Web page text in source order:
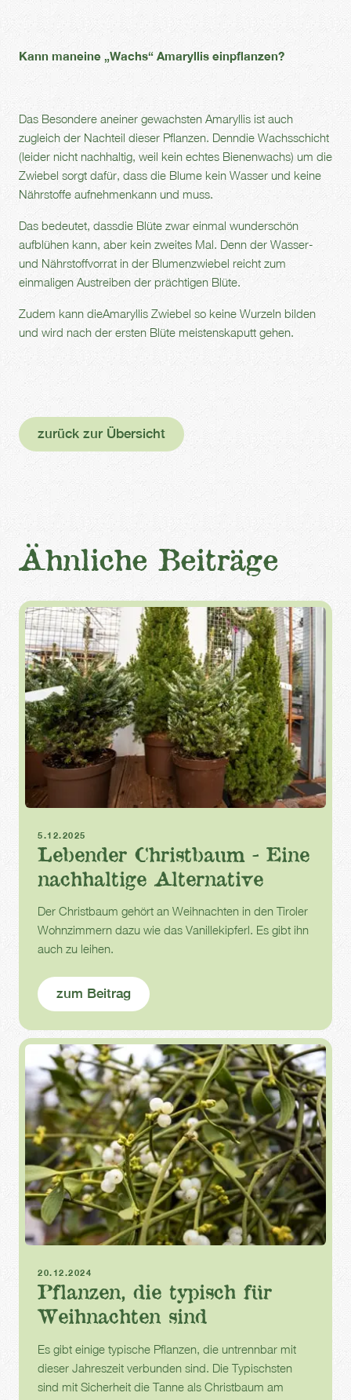
Kann maneine „Wachs“ Amaryllis einpflanzen?
Das Besondere aneiner gewachsten Amaryllis ist auch
zugleich der Nachteil dieser Pflanzen. Denndie Wachsschicht
(leider nicht nachhaltig, weil kein echtes Bienenwachs) um die
Zwiebel sorgt dafür, dass die Blume kein Wasser und keine
Nährstoffe aufnehmenkann und muss.
Das bedeutet, dassdie Blüte zwar einmal wunderschön
aufblühen kann, aber kein zweites Mal. Denn der Wasser-
und Nährstoffvorrat in der Blumenzwiebel reicht zum
einmaligen Austreiben der prächtigen Blüte.
Zudem kann dieAmaryllis Zwiebel so keine Wurzeln bilden
und wird nach der ersten Blüte meistenskaputt gehen.
zurück zur Übersicht
Ähnliche Beiträge
5.12.2025
Lebender Christbaum - Eine
nachhaltige Alternative
Der Christbaum gehört an Weihnachten in den Tiroler
Wohnzimmern dazu wie das Vanillekipferl. Es gibt ihn
auch zu leihen.
zum Beitrag
20.12.2024
Pflanzen, die typisch für
Weihnachten sind
Es gibt einige typische Pflanzen, die untrennbar mit
dieser Jahreszeit verbunden sind. Die Typischsten
sind mit Sicherheit die Tanne als Christbaum am